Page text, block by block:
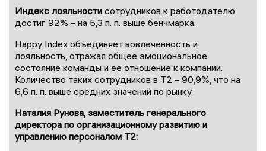
Индекс лояльности сотрудников к работодателю
достиг 92% – на 5,3 п. п. выше бенчмарка.
Happy Index объединяет вовлеченность и
лояльность, отражая общее эмоциональное
состояние команды и ее отношение к компании.
Количество таких сотрудников в Т2 – 90,9%, что на
6,6 п. п. выше средних значений по рынку.
Наталия Рунова, заместитель генерального
директора по организационному развитию и
управлению персоналом T2: